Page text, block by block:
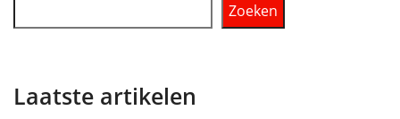
Zoeken
Laatste artikelen